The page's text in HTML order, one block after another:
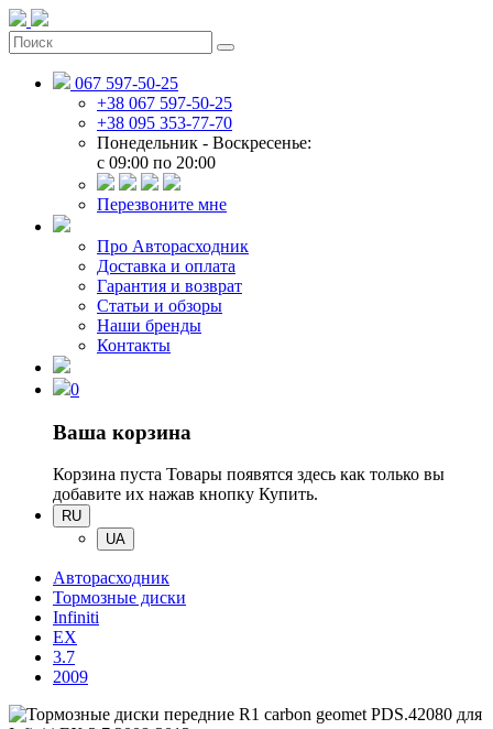
067 597-50-25
+38 067 597-50-25
+38 095 353-77-70
Понедельник - Воскресенье:
c 09:00 по 20:00
Перезвоните мне
Про Авторасходник
Доставка и оплата
Гарантия и возврат
Статьи и обзоры
Наши бренды
Контакты
0
Ваша корзина
Корзина пуста Товары появятся здесь как только вы
добавите их нажав кнопку Купить.
RU
UA
Авторасходник
Тормозные диски
Infiniti
EX
3.7
2009